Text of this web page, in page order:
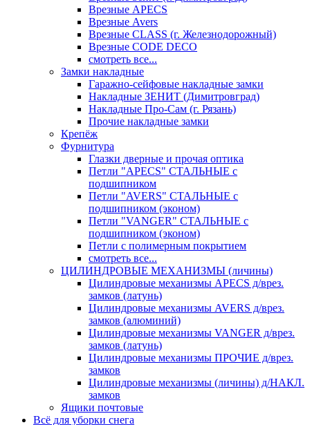
Врезные APECS
Врезные Avers
Врезные CLASS (г. Железнодорожный)
Врезные CODE DECO
смотреть все...
Замки накладные
Гаражно-сейфовые накладные замки
Накладные ЗЕНИТ (Димитровград)
Накладные Про-Сам (г. Рязань)
Прочие накладные замки
Крепёж
Фурнитура
Глазки дверные и прочая оптика
Петли "APECS" СТАЛЬНЫЕ с
подшипником
Петли "AVERS" СТАЛЬНЫЕ с
подшипником (эконом)
Петли "VANGER" СТАЛЬНЫЕ с
подшипником (эконом)
Петли с полимерным покрытием
смотреть все...
ЦИЛИНДРОВЫЕ МЕХАНИЗМЫ (личины)
Цилиндровые механизмы APECS д/врез.
замков (латунь)
Цилиндровые механизмы AVERS д/врез.
замков (алюминий)
Цилиндровые механизмы VANGER д/врез.
замков (латунь)
Цилиндровые механизмы ПРОЧИЕ д/врез.
замков
Цилиндровые механизмы (личины) д/НАКЛ.
замков
Ящики почтовые
Всё для уборки снега